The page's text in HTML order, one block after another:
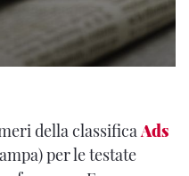
della classificaAds
per le testate